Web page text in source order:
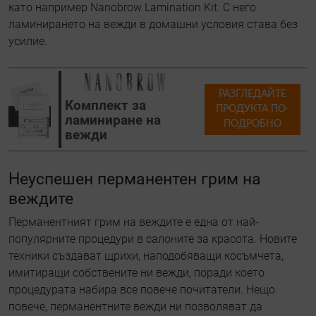
като например Nanobrow Lamination Kit. С него
ламинирането на вежди в домашни условия става без
усилие.
Комплект за
ламиниране на
вежди
РАЗГЛЕДАЙТЕ
ПРОДУКТА ПО-
ПОДРОБНО
Неуспешен перманентен грим на
веждите
Перманентният грим на веждите е една от най-
популярните процедури в салоните за красота. Новите
техники създават щрихи, наподобяващи косъмчета,
имитиращи собствените ни вежди, поради което
процедурата набира все повече почитатели. Нещо
повече, перманентните вежди ни позволяват да